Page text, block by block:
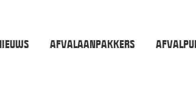
AFVALAANPAKKERS